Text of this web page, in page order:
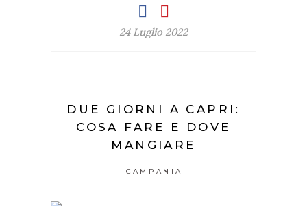
24 Luglio 2022
DUE GIORNI A CAPRI:
COSA FARE E DOVE
MANGIARE
CAMPANIA